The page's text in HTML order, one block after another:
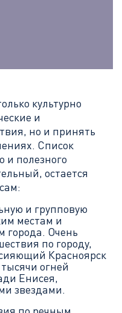
культурно
и
но и принять
Список
и полезного
остается
и групповую
местам и
города. Очень
по городу,
Красноярск
огней
Енисея,
звездами.